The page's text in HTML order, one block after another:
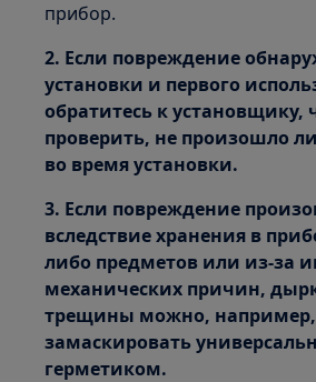
прибор.
2. Если повреждение
установки и первого
обратитесь к установщику,
проверить, не произошло
во время установки.
3. Если повреждение
вследствие хранения в
либо предметов или из-за
механических причин,
трещины можно, например,
замаскировать
герметиком.